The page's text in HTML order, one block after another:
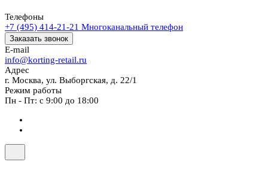
Телефоны
+7 (495) 414-21-21 Многоканальный телефон
Заказать звонок
E-mail
info@korting-retail.ru
Адрес
г. Москва, ул. Выборгская, д. 22/1
Режим работы
Пн - Пт: с 9:00 до 18:00